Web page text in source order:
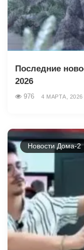
Последние
2026
976 4 МАРТА, 2026
Новости Дома-2